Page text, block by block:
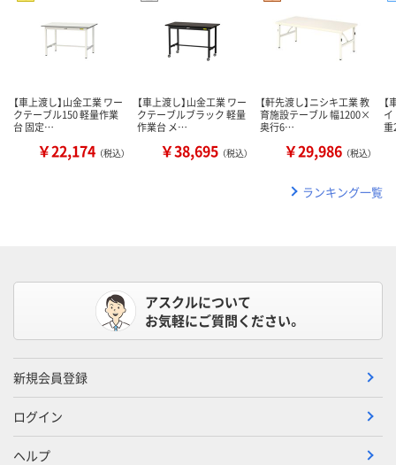
【車上渡し】山金工業 ワー
クテーブル150 軽量作業
台 固定…
￥22,174 （税込）
【車上渡し】山金工業 ワー
クテーブルブラック 軽量
作業台 メ…
￥38,695 （税込）
【軒先渡し】ニシキ工業 教
育施設テーブル 幅1200×
奥行6…
￥29,986 （税込）
ランキング一覧
アスクルについて
お気軽にご質問ください。
新規会員登録
ログイン
ヘルプ